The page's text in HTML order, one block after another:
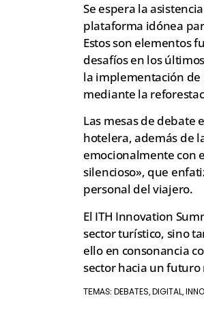
Se espera la
plataforma idónea
Estos son elementos
desafíos en los
la implementación de
mediante la
Las mesas de
hotelera, además de
emocionalmente con
silencioso», que
personal del viajero.
El ITH Innovation
sector turístico, sino
ello en consonancia
sector hacia un futuro
TEMAS: DEBATES, DIGITAL,